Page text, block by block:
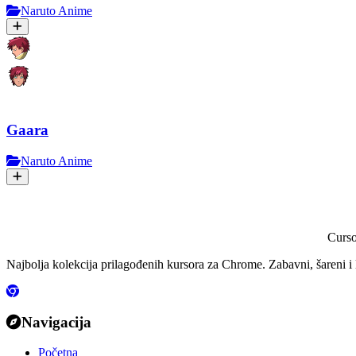
Naruto Anime
Gaara
Naruto Anime
Najbolja kolekcija prilagođenih kursora za Chrome. Zabavni, šareni i
Navigacija
Početna